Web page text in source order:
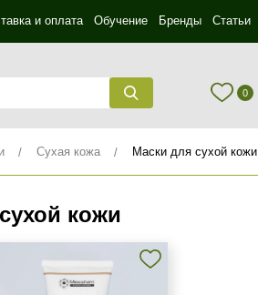
и оплата Обучение Бренды Статьи
0
Сухая кожа Маски для сухой кожи
кожи